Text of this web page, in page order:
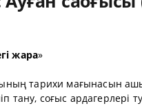
жара»
тарихи мағынасын
тану, соғыс ардагерлері